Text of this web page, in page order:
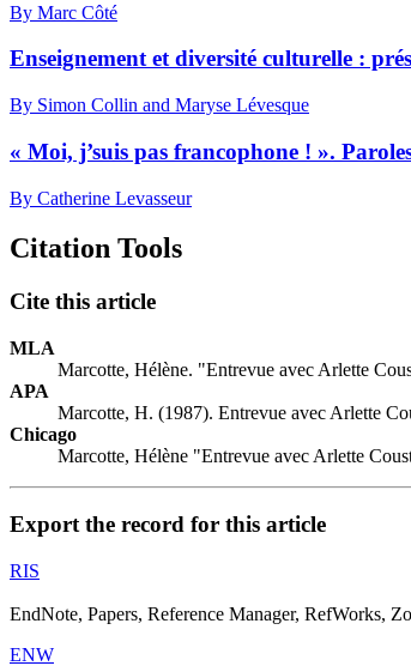
By Marc Côté
Enseignement et diversité culturelle :
By Simon Collin and Maryse Lévesque
« Moi, j’suis pas francophone ! ».
By Catherine Levasseur
Citation Tools
Cite this article
MLA
Marcotte, Hélène. "Entrevue avec Arlette
APA
Marcotte, H. (1987). Entrevue avec Arlette
Chicago
Marcotte, Hélène "Entrevue avec Arlette
Export the record for this article
RIS
EndNote, Papers, Reference Manager, RefWorks,
ENW